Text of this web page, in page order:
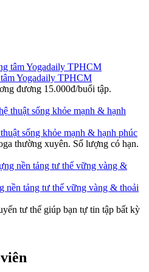
Yogadaily TPHCM
đương 15.000đ/buổi tập.
sống khỏe mạnh & hạnh phúc
thường xuyên. Số lượng có hạn.
tảng tư thế vững vàng & thoải
tư thế giúp bạn tự tin tập bất kỳ